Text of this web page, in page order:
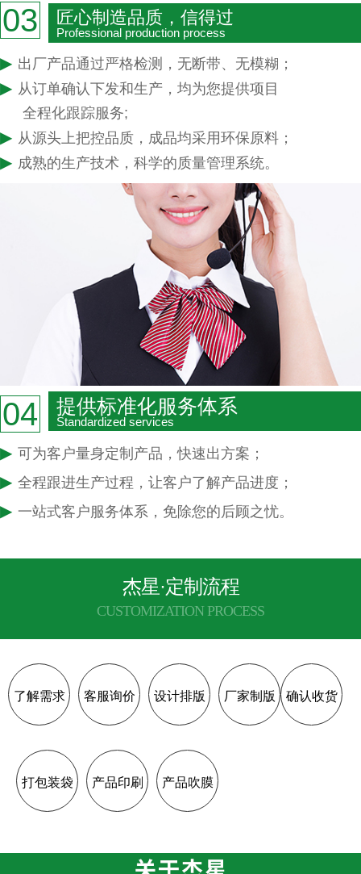
03 匠心制造品质，信得过
Professional production process
▶ 出厂产品通过严格检测，无断带、无模糊；
▶ 从订单确认下发和生产，均为您提供项目
全程化跟踪服务;
▶ 从源头上把控品质，成品均采用环保原料；
▶ 成熟的生产技术，科学的质量管理系统。
04 提供标准化服务体系
Standardized services
▶ 可为客户量身定制产品，快速出方案；
▶ 全程跟进生产过程，让客户了解产品进度；
▶ 一站式客户服务体系，免除您的后顾之忧。
杰星·定制流程
CUSTOMIZATION PROCESS
了解需求 客服询价 设计排版 厂家制版 确认收货
打包装袋 产品印刷 产品吹膜